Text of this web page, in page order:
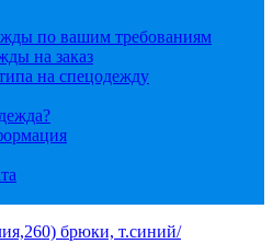
по вашим требованиям
на заказ
на спецодежду